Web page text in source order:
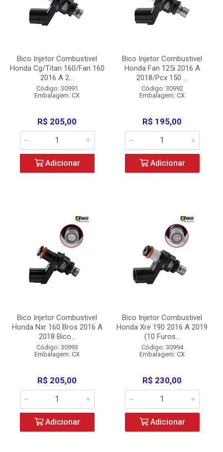
Bico Injetor Combustivel
Honda Cg/Titan 160/Fan 160
2016 A 2...
Código: 30991
Embalagem: CX
R$ 205,00
Adicionar
Bico Injetor Combustivel
Honda Fan 125i 2016 A
2018/Pcx 150 ...
Código: 30992
Embalagem: CX
R$ 195,00
Adicionar
Bico Injetor Combustivel
Honda Nxr 160 Bros 2016 A
2018 Bico...
Código: 30993
Embalagem: CX
R$ 205,00
Adicionar
Bico Injetor Combustivel
Honda Xre 190 2016 A 2019
(10 Furos...
Código: 30994
Embalagem: CX
R$ 230,00
Adicionar